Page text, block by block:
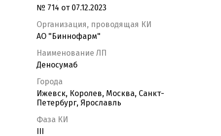
№ 714 от 07.12.2023
Организация, проводящая КИ
АО "Биннофарм"
Наименование ЛП
Деносумаб
Города
Ижевск, Королев, Москва, Санкт-
Петербург, Ярославль
Фаза КИ